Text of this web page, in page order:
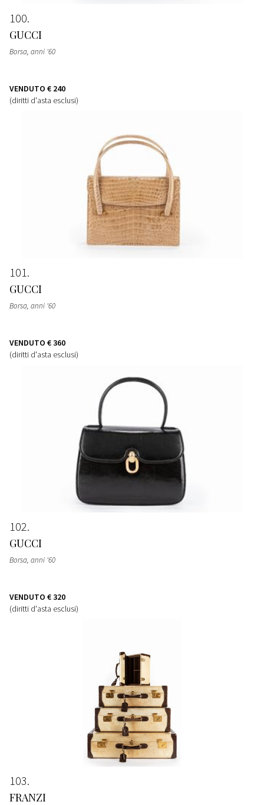
100
GUCCI
Borsa, anni '60
VENDUTO € 240
(diritti d'asta esclusi)
101
GUCCI
Borsa, anni '60
VENDUTO € 360
(diritti d'asta esclusi)
102
GUCCI
Borsa, anni '60
VENDUTO € 320
(diritti d'asta esclusi)
103
FRANZI